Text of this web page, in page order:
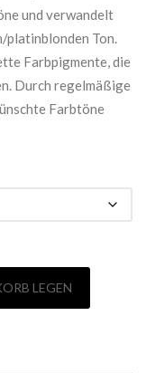
und verwandelt
platinblonden Ton.
Farbpigmente, die
Durch regelmäßige
Farbtöne
LEGEN